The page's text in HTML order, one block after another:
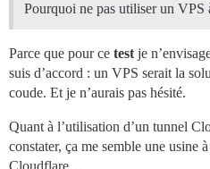
Pourquoi ne pas utiliser un VPS
Parce que pour ce test je
suis d’accord : un VPS serait la
coude. Et je n’aurais pas hésité.
Quant à l’utilisation d’un tunnel
constater, ça me semble une